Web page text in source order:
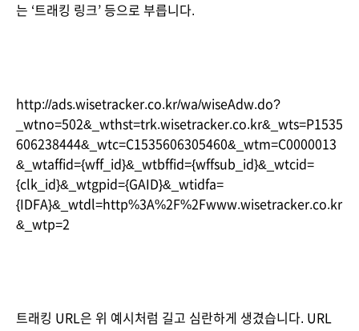
는 ‘트래킹 링크’ 등으로 부릅니다.
http://ads.wisetracker.co.kr/wa/wiseAdw.do?
_wtno=502&_wthst=trk.wisetracker.co.kr&_wts=P1535
606238444&_wtc=C1535606305460&_wtm=C0000013
&_wtaffid={wff_id}&_wtbffid={wffsub_id}&_wtcid=
{clk_id}&_wtgpid={GAID}&_wtidfa=
{IDFA}&_wtdl=http%3A%2F%2Fwww.wisetracker.co.kr
&_wtp=2
트래킹 URL은 위 예시처럼 길고 심란하게 생겼습니다. URL